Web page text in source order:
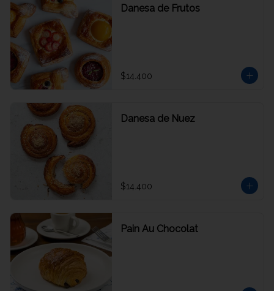
Danesa de Frutos
$14.400
Danesa de Nuez
$14.400
Pain Au Chocolat